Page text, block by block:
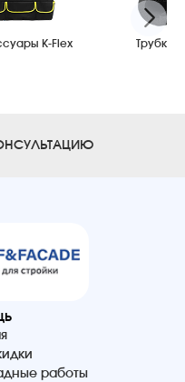
K-Flex Трубки
работы